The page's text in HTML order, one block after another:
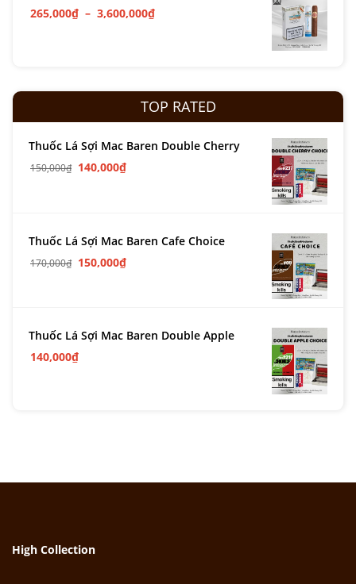
265,000₫ – 3,600,000₫
TOP RATED
Thuốc Lá Sợi Mac Baren Double Cherry
150,000₫ 140,000₫
Thuốc Lá Sợi Mac Baren Cafe Choice
170,000₫ 150,000₫
Thuốc Lá Sợi Mac Baren Double Apple
140,000₫
High Collection